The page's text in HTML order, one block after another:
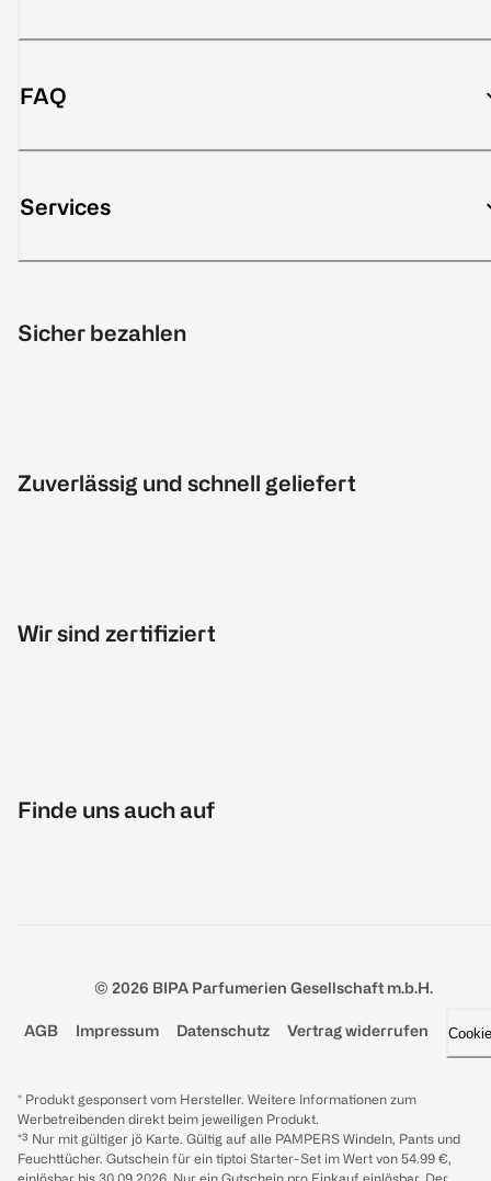
FAQ
Services
Sicher bezahlen
Zuverlässig und schnell geliefert
Wir sind zertifiziert
Finde uns auch auf
© 2026 BIPA Parfumerien Gesellschaft m.b.H.
AGB Impressum Datenschutz Vertrag widerrufen
* Produkt gesponsert vom Hersteller. Weitere Informationen zum
Werbetreibenden direkt beim jeweiligen Produkt.
*³ Nur mit gültiger jö Karte. Gültig auf alle PAMPERS Windeln, Pants und
Feuchttücher. Gutschein für ein tiptoi Starter-Set im Wert von 54.99 €,
einlösbar bis 30.09.2026. Nur ein Gutschein pro Einkauf einlösbar. Der